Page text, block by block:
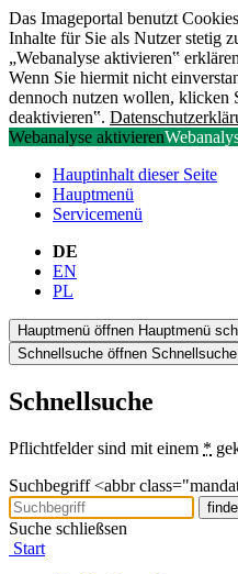
Das Imageportal benutzt
Inhalte für Sie als Nutzer stetig
„Webanalyse aktivieren‟
Wenn Sie hiermit nicht
dennoch nutzen wollen, klicken
deaktivieren‟.
Webanalyse aktivieren
Hauptinhalt dieser Seite
Hauptmenü
Servicemenü
DE
EN
PL
Hauptmenü öffnen Hauptmenü
Schnellsuche öffnen
Schnellsuche
Pflichtfelder sind mit einem *
Suchbegriff <abbr
Suche schließsen
Start